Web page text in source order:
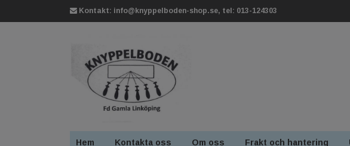
Kontakt: info@knyppelboden-shop.se, tel: 013-124303
Hem Kontakta oss Om oss Frakt och hantering